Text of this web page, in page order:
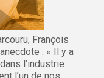
François
: « Il y a
l’industrie
l’un de nos